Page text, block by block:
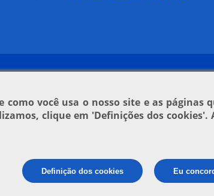
como você usa o nosso site e as
clique em 'Definições dos cookies'.